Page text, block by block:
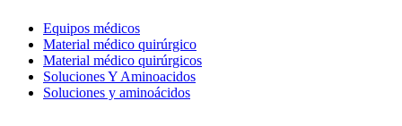
Equipos médicos
Material médico quirúrgico
Material médico quirúrgicos
Soluciones Y Aminoacidos
Soluciones y aminoácidos